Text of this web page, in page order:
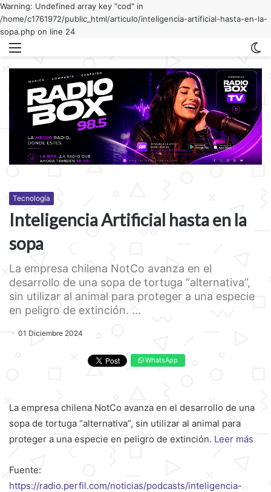
Warning: Undefined array key "cod" in
/home/c1761972/public_html/articulo/inteligencia-artificial-hasta-en-la-
sopa.php on line 24
Tecnología
Inteligencia Artificial hasta en la
sopa
La empresa chilena NotCo avanza en el
desarrollo de una sopa de tortuga “alternativa”,
sin utilizar al animal para proteger a una especie
en peligro de extinción. ...
01 Diciembre 2024
WhatsApp
La empresa chilena NotCo avanza en el desarrollo de una
sopa de tortuga “alternativa”, sin utilizar al animal para
proteger a una especie en peligro de extinción. Leer más
Fuente:
https://radio.perfil.com/noticias/podcasts/inteligencia-